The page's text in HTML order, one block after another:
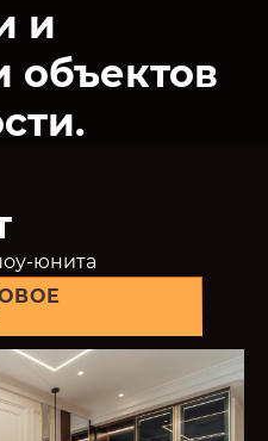
и
объектов
юнита